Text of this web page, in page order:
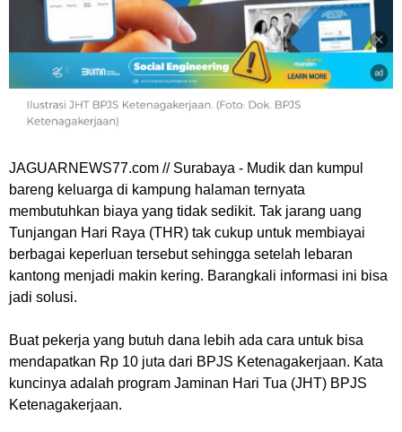
JAGUARNEWS77.com // Surabaya - Mudik dan kumpul
bareng keluarga di kampung halaman ternyata
membutuhkan biaya yang tidak sedikit. Tak jarang uang
Tunjangan Hari Raya (THR) tak cukup untuk membiayai
berbagai keperluan tersebut sehingga setelah lebaran
kantong menjadi makin kering. Barangkali informasi ini bisa
jadi solusi.
Buat pekerja yang butuh dana lebih ada cara untuk bisa
mendapatkan Rp 10 juta dari BPJS Ketenagakerjaan. Kata
kuncinya adalah program Jaminan Hari Tua (JHT) BPJS
Ketenagakerjaan.